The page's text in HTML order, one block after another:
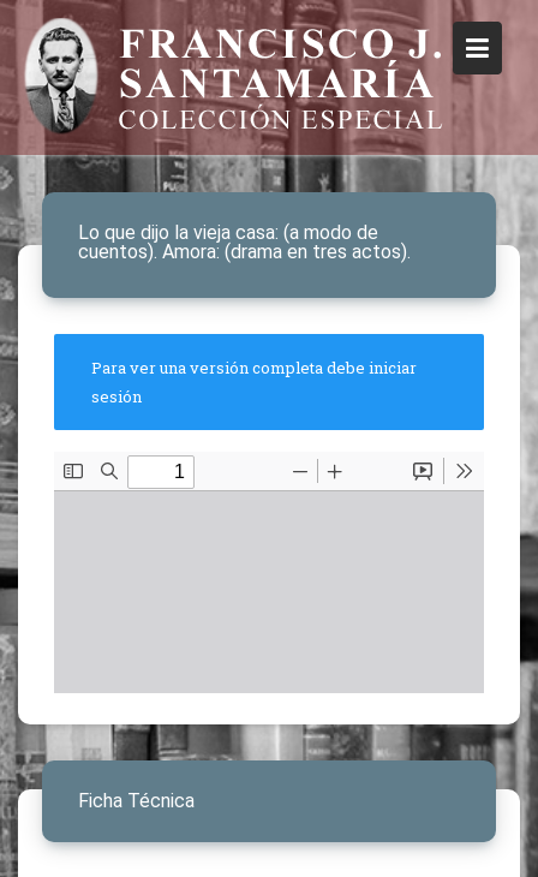
Lo que dijo la vieja casa: (a modo de
cuentos). Amora: (drama en tres actos).
Para ver una versión completa debe iniciar
sesión
Ficha Técnica